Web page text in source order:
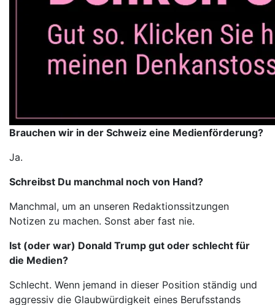
Brauchen wir in der Schweiz eine Medienförderung?
Ja.
Schreibst Du manchmal noch von Hand?
Manchmal, um an unseren Redaktionssitzungen
Notizen zu machen. Sonst aber fast nie.
Ist (oder war) Donald Trump gut oder schlecht für
die Medien?
Schlecht. Wenn jemand in dieser Position ständig und
aggressiv die Glaubwürdigkeit eines Berufsstands